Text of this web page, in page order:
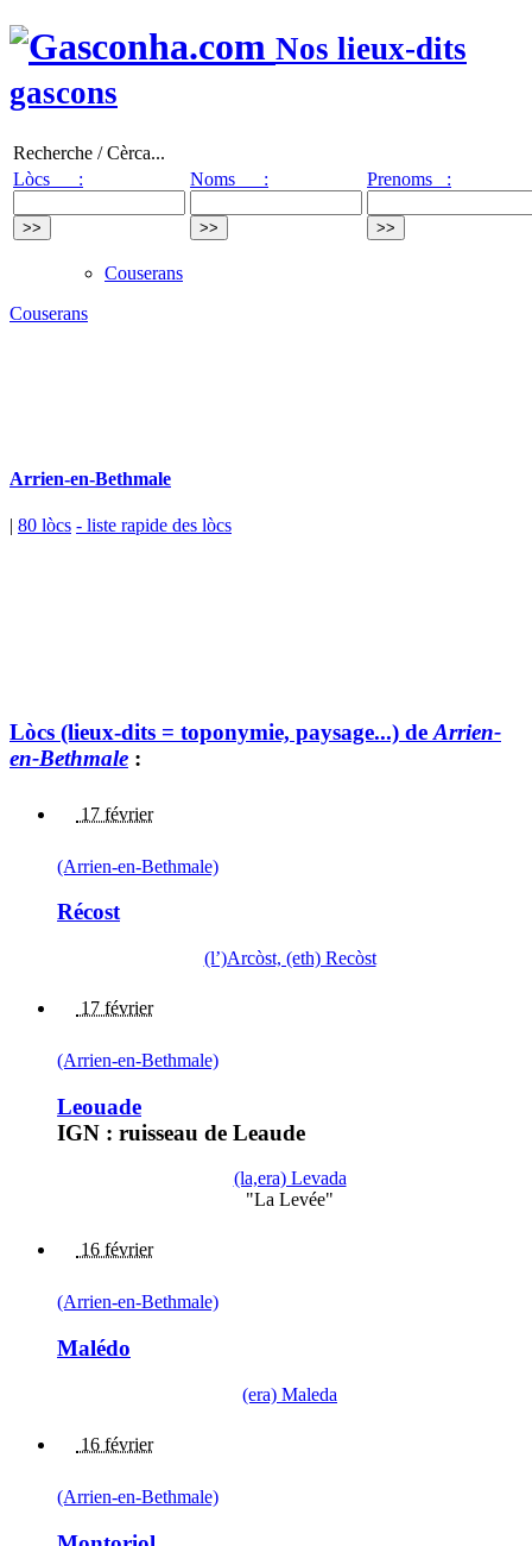
Nos lieux-dits
gascons
Recherche / Cèrca...
Lòcs :
Noms : Prenoms :
Couserans
Couserans
Arrien-en-Bethmale
| 80 lòcs - liste rapide des lòcs
Lòcs (lieux-dits = toponymie, paysage...) de Arrien-
en-Bethmale :
17 février
(Arrien-en-Bethmale)
Récost
(l’)Arcòst, (eth) Recòst
17 février
(Arrien-en-Bethmale)
Leouade
IGN : ruisseau de Leaude
(la,era) Levada
"La Levée"
16 février
(Arrien-en-Bethmale)
Malédo
(era) Maleda
16 février
(Arrien-en-Bethmale)